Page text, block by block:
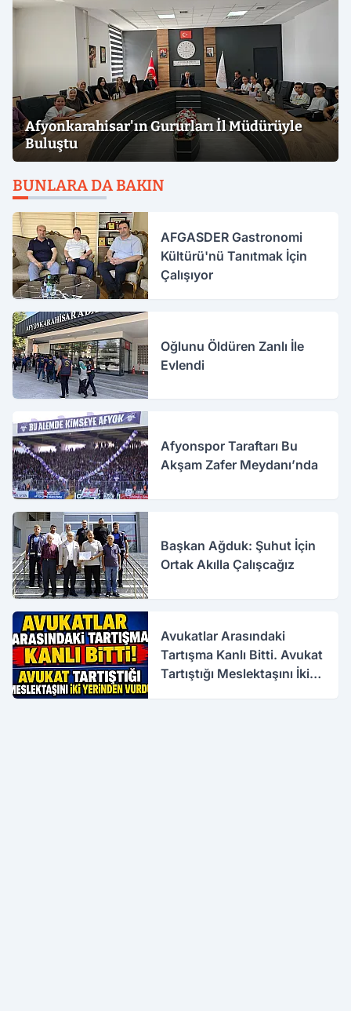
Afyonkarahisar'ın Gururları İl Müdürüyle
Buluştu
BUNLARA DA BAKIN
AFGASDER Gastronomi
Kültürü'nü Tanıtmak İçin
Çalışıyor
Oğlunu Öldüren Zanlı İle
Evlendi
Afyonspor Taraftarı Bu
Akşam Zafer Meydanı’nda
Başkan Ağduk: Şuhut İçin
Ortak Akılla Çalışcağız
Avukatlar Arasındaki
Tartışma Kanlı Bitti. Avukat
Tartıştığı Meslektaşını İki